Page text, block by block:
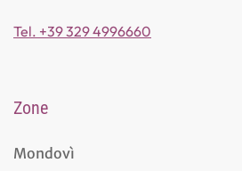
Tel. +39 329 4996660
Zone
Mondovì